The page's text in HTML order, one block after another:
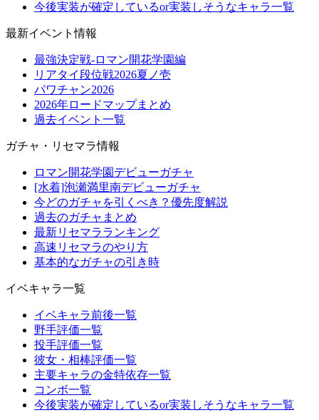
今後実装が確定しているor実装しそうなキャラ一覧
最新イベント情報
最強決定戦-ロマン開花学園編
リアタイ段位戦2026夏ノ壱
パワチャン2026
2026年ロードマップまとめ
過去イベント一覧
ガチャ・リセマラ情報
ロマン開花学園デビューガチャ
[水着]泡瀬満里南デビューガチャ
今どのガチャを引くべき？優先度解説
過去のガチャまとめ
最新リセマラランキング
高速リセマラのやり方
基本的なガチャの引き時
イベキャラ一覧
イベキャラ前後一覧
野手評価一覧
投手評価一覧
彼女・相棒評価一覧
主要キャラの金特依存一覧
コンボ一覧
今後実装が確定しているor実装しそうなキャラ一覧